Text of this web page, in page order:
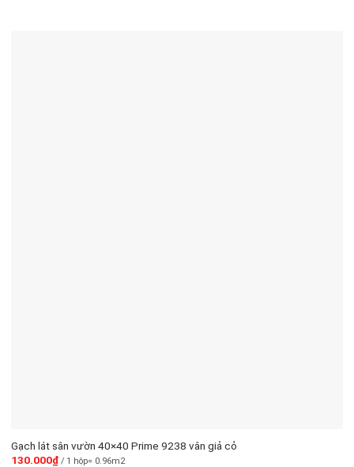
Gạch lát sân vườn 40×40 Prime 9238 vân giả cỏ
130.000₫/ 1 hộp= 0.96m2